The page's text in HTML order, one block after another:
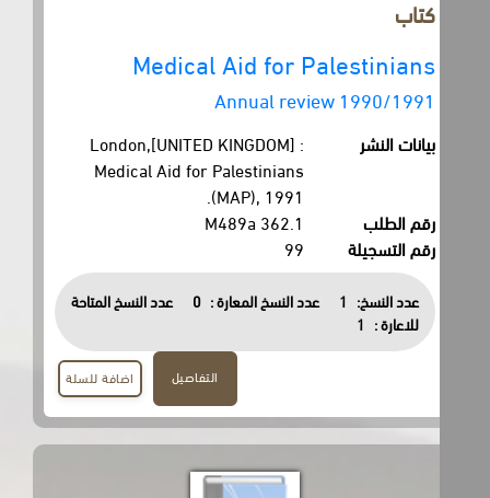
Medical Aid for Palestinians
Annual review 1990/1991
بيانات النشر
London,[UNITED KINGDOM] :
Medical Aid for Palestinians
(MAP), 1991.
رقم الطلب
رقم التسجيلة
99
عدد النسخ: 1 عدد النسخ المعارة : 0
عدد النسخ المتاحة
للاعارة :
1
اضافة للسلة